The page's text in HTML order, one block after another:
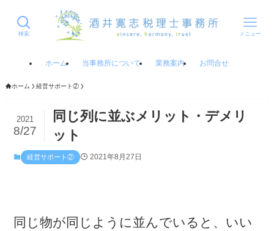
検索 メニュー
ホーム 当事務所について 業務案内 お問合せ
ホーム 経営サポート②
同じ列に並ぶメリット・デメリ
ット
2021
8/27
経営サポート② 2021年8月27日
同じ物が同じように並んでいると、いい